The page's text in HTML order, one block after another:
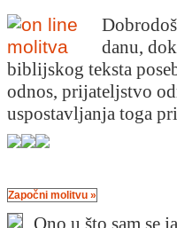
danu,
biblijskog teksta
odnos, prijateljstvo
uspostavljanja toga
Započni molitvu »
Ono u što sam se